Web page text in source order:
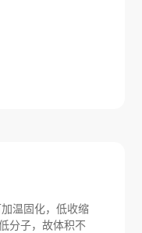
分子，故体积不